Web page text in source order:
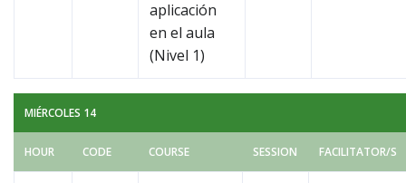
aplicación
en el aula
(Nivel 1)
MIÉRCOLES 14
HOUR CODE COURSE SESSION FACILITATOR/S